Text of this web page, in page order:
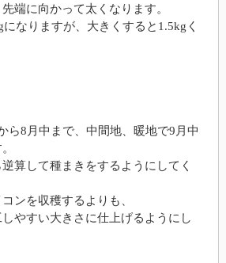
端に向かって太くなります。
になりますが、大きくすると1.5kgく
ら8月中まで、中間地、暖地で9月中
算して種まきをするようにしてく
ンを収穫するよりも、
やすい大きさに仕上げるようにし